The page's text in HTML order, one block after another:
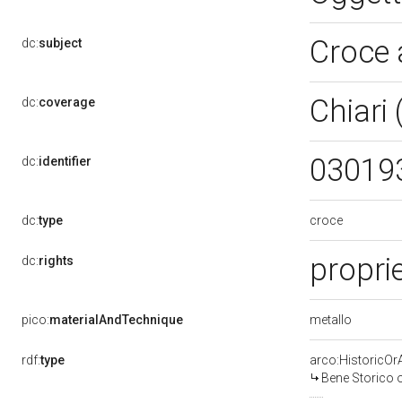
dc:subject Croce
dc:coverage Chiari
dc:identifier
dc:type croce
dc:rights
pico:materialAndTechnique metallo
rdf:type
Bene Storico